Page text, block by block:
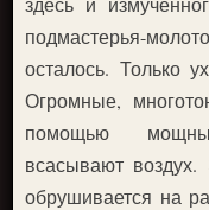
подмастерья-
осталось. Только
Огромные,
помощью мощных
всасывают
обрушивается на